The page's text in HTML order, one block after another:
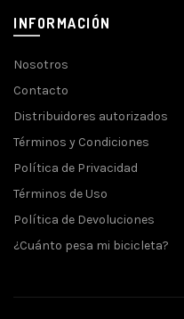
INFORMACIÓN
Nosotros
Contacto
Distribuidores autorizados
Términos y Condiciones
Política de Privacidad
Términos de Uso
Política de Devoluciones
¿Cuánto pesa mi bicicleta?